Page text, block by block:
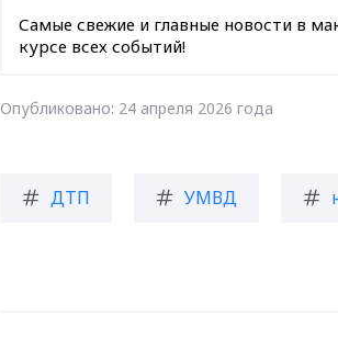
Самые свежие и главные новости в
курсе всех событий!
Опубликовано: 24 апреля 2026 года
ДТП УМВД